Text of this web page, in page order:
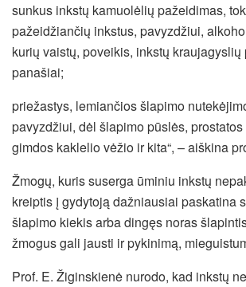
sunkus inkstų kamuolėlių pažeidimas,
pažeidžiančių inkstus, pavyzdžiui,
kurių vaistų, poveikis, inkstų
panašiai;
priežastys, lemiančios šlapimo
pavyzdžiui, dėl šlapimo pūslės,
gimdos kaklelio vėžio ir kita“, – aiškina
Žmogų, kuris suserga ūminiu inkstų
kreiptis į gydytoją dažniausiai paskatina
šlapimo kiekis arba dingęs noras
žmogus gali jausti ir pykinimą,
Prof. E. Žiginskienė nurodo, kad inkstų